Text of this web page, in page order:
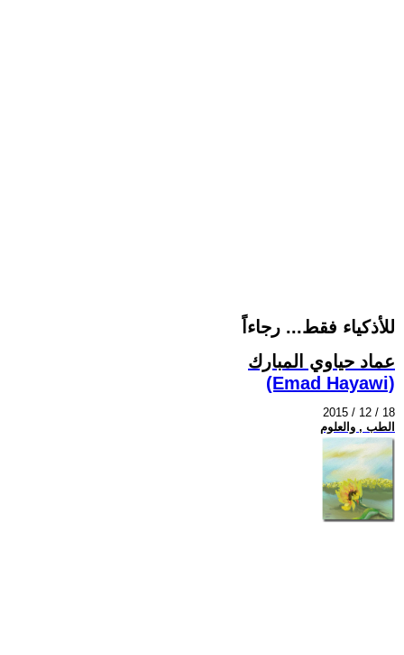
للأذكياء فقط... رجاءاً
عماد حياوي المبارك
(Emad Hayawi)
2015 / 12 / 18
الطب , والعلوم